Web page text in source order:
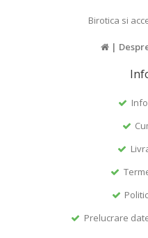
Birotica si
|
Prelucrare